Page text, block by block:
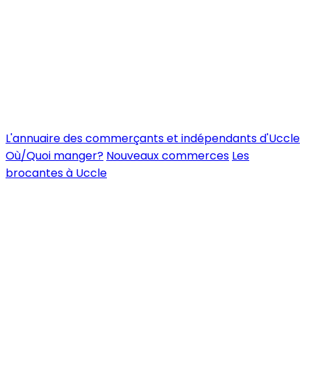
L'annuaire des commerçants et indépendants d'Uccle
Où/Quoi manger? Nouveaux commerces Les
brocantes à Uccle